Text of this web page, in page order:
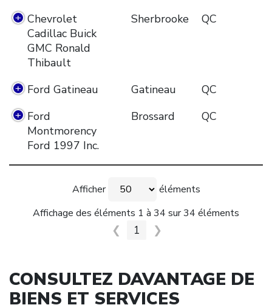
Chevrolet
Cadillac Buick
GMC Ronald
Thibault
Sherbrooke QC
Ford Gatineau Gatineau
QC
Ford
Montmorency
Ford 1997 Inc.
Brossard QC
Afficher
éléments
Affichage des éléments 1 à 34 sur 34 éléments
❮ 1 ❯
CONSULTEZ DAVANTAGE DE
BIENS ET SERVICES